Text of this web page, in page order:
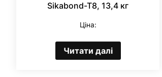
Sikabond-T8, 13,4 кг
Ціна:
Читати далі